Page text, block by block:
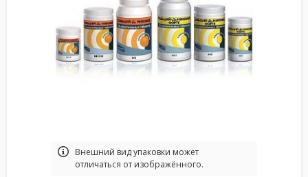
Bнешний вид упаковки может
отличаться от изображённого.